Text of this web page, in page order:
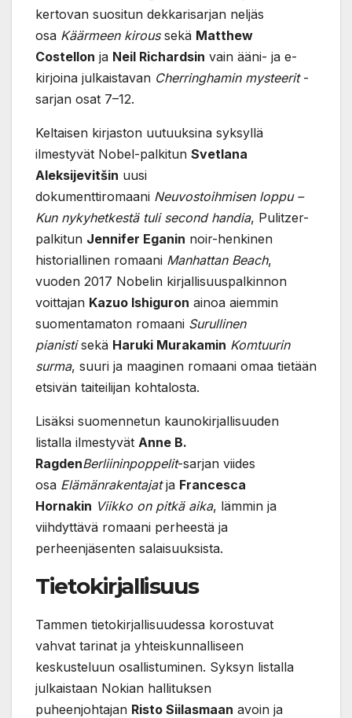
kertovan suositun dekkarisarjan neljäs
osa Käärmeen kiroussekä Matthew
Costellon ja Neil Richardsin vain ääni- ja e-
kirjoina julkaistavan Cherringhamin mysteerit-
sarjan osat 7–12.
Keltaisen kirjaston uutuuksina syksyllä
ilmestyvät Nobel-palkitun Svetlana
Aleksijevitšin uusi
dokumenttiromaani Neuvostoihmisen loppu –
Kun nykyhetkestä tuli second handia, Pulitzer-
palkitun Jennifer Eganin noir-henkinen
historiallinen romaani Manhattan Beach,
vuoden 2017 Nobelin kirjallisuuspalkinnon
voittajan Kazuo Ishiguron ainoa aiemmin
suomentamaton romaani Surullinen
pianistisekä Haruki Murakamin Komtuurin
surma, suuri ja maaginen romaani omaa tietään
etsivän taiteilijan kohtalosta.
Lisäksi suomennetun kaunokirjallisuuden
listalla ilmestyvät Anne B.
RagdenBerliininpoppelit-sarjan viides
osa Elämänrakentajatja Francesca
Hornakin Viikko on pitkä aika, lämmin ja
viihdyttävä romaani perheestä ja
perheenjäsenten salaisuuksista.
Tietokirjallisuus
Tammen tietokirjallisuudessa korostuvat
vahvat tarinat ja yhteiskunnalliseen
keskusteluun osallistuminen. Syksyn listalla
julkaistaan Nokian hallituksen
puheenjohtajan Risto Siilasmaan avoin ja